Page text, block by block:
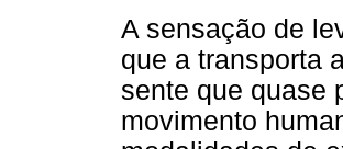
A sensação de
que a transporta
sente que quase
movimento